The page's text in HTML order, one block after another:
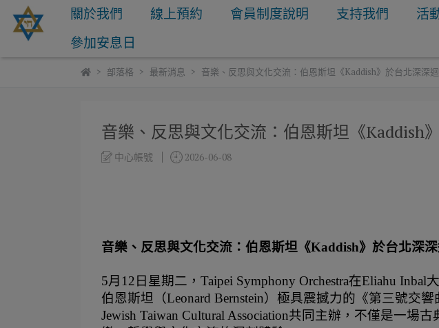
關於我們 線上預約 會員制度說明 支持我們 活
參加安息日
部落格 最新消息 音樂、反思與文化交流：伯恩斯坦《Kaddish》於台北深深
音樂、反思與文化交流：伯恩斯坦《Kaddish
中心帳號 2026-06-08
音樂、反思與文化交流：伯恩斯坦《Kaddish》於台北深
5月12日星期二，Taipei Symphony Orchestra在Eliahu Inbal
伯恩斯坦（Leonard Bernstein）極具震撼力的《第三號交
Jewish Taiwan Cultural Association共同主辦，不僅是一場